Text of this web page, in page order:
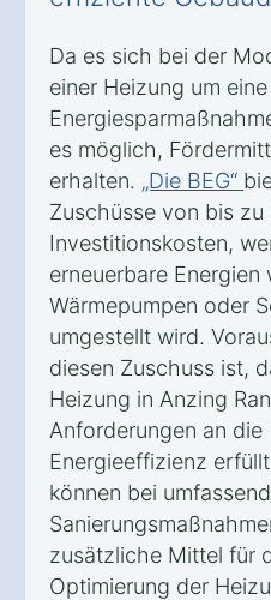
Da es sich bei der
einer Heizung um eine
es möglich,
erhalten. „Die BEG“
Zuschüsse von bis zu
Investitionskosten,
erneuerbare Energien
Wärmepumpen oder
umgestellt wird.
diesen Zuschuss ist,
Heizung in Anzing
Anforderungen an die
Energieeffizienz
können bei
zusätzliche Mittel für
Optimierung der